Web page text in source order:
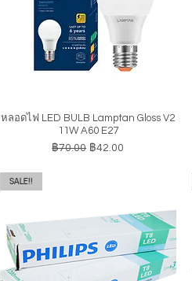
ดูข้อมูลด่วน
หลอดไฟ LED BULB Lamptan Gloss V2
11W A60 E27
ราคาปกติ
฿70.00 ราคาขายลด
฿42.00
SALE!!